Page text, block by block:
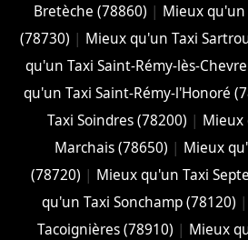
Bretèche (78860) | Mieux qu'un
(78730) | Mieux qu'un Taxi
qu'un Taxi Saint-Rémy-lès-
qu'un Taxi Saint-Rémy-l'Honoré
Taxi Soindres (78200) | Mieux
Marchais (78650) | Mieux
(78720) | Mieux qu'un Taxi
qu'un Taxi Sonchamp (78120) |
Tacoignières (78910) | Mieux